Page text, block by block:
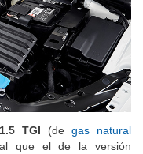
1.5 TGI (de gas natural
que el de la versión